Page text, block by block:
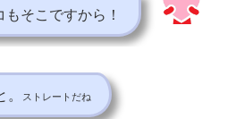
そこですから！
ストレートだね